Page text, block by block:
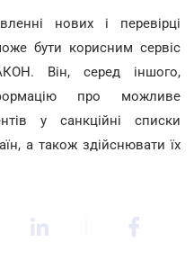
нових і перевірці
бути корисним сервіс
Він, серед іншого,
про можливе
у санкційні списки
а також здійснювати їх